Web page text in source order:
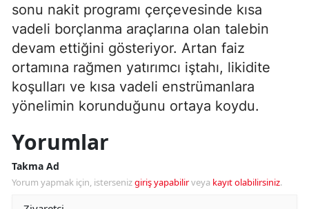
sonu nakit programı çerçevesinde kısa
vadeli borçlanma araçlarına olan talebin
devam ettiğini gösteriyor. Artan faiz
ortamına rağmen yatırımcı iştahı, likidite
koşulları ve kısa vadeli enstrümanlara
yönelimin korunduğunu ortaya koydu.
Yorumlar
Takma Ad
Yorum yapmak için, istersenizgiriş yapabilirveya kayıt olabilirsiniz.